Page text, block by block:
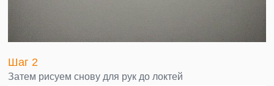
Шаг 2
Затем рисуем снову для рук до локтей